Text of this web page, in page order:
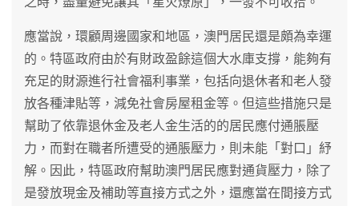
應當說，環顧周邊國家和地區，澳門居民還是頗為幸運
的。特區政府由於有財政盈餘這個大水庫支撐，能夠有
充足的財源進行社會福利事業，包括向退休者和老人發
放各種津貼等，減免社會房屋租金等。但這些措施只是
幫助了依靠退休金及老人金生活的的居民應付通脹壓
力，而對在職者所遭受的通脹壓力，則未能「對口」紓
解。因此，特區政府幫助澳門居民應對通貨壓力，除了
是發放現金及補助等直接方式之外，還應當在間接方式